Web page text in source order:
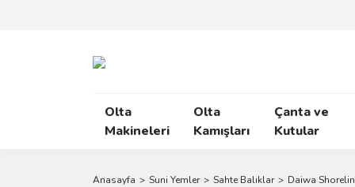
Olta
Makineleri
Olta
Kamışları
Çanta ve
Kutular
Anasayfa Suni Yemler Sahte Balıklar Daiwa